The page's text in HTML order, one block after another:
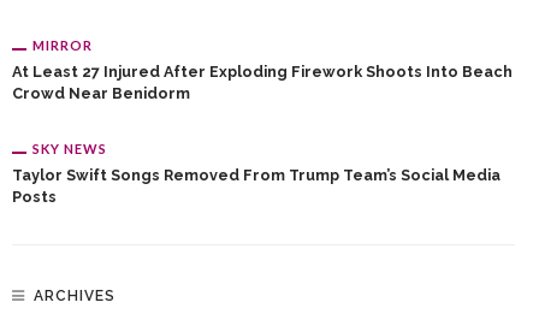
MIRROR
At Least 27 Injured After Exploding Firework Shoots Into Beach
Crowd Near Benidorm
SKY NEWS
Taylor Swift Songs Removed From Trump Team’s Social Media
Posts
ARCHIVES